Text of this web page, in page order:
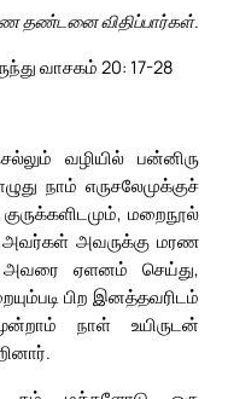
தண்டனை விதிப்பார்கள்.
வாசகம் 20: 17-28
வழியில் பன்னிரு
நாம் எருசலேமுக்குச்
மறைநூல்
அவர்கள் அவருக்கு மரண
ஏளனம் செய்து,
பிற இனத்தவரிடம்
நாள் உயிருடன்